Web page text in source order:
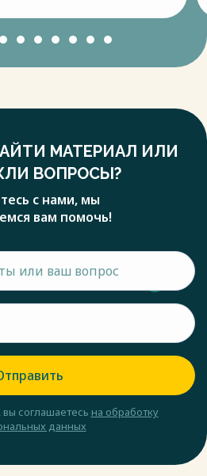
МАТЕРИАЛ ИЛИ
ВОПРОСЫ?
с нами, мы
вам помочь!
соглашаетесь на обработку
данных